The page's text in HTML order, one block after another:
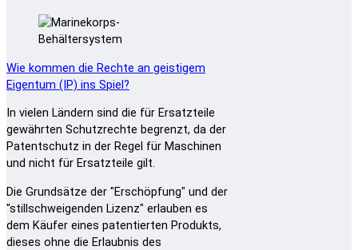
Wie kommen die Rechte an geistigem
Eigentum (IP) ins Spiel?
In vielen Ländern sind die für Ersatzteile
gewährten Schutzrechte begrenzt, da der
Patentschutz in der Regel für Maschinen
und nicht für Ersatzteile gilt.
Die Grundsätze der "Erschöpfung" und der
"stillschweigenden Lizenz" erlauben es
dem Käufer eines patentierten Produkts,
dieses ohne die Erlaubnis des